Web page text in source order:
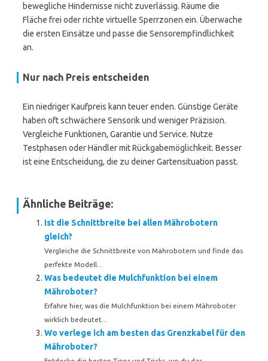
bewegliche Hindernisse nicht zuverlässig. Räume die
Fläche frei oder richte virtuelle Sperrzonen ein. Überwache
die ersten Einsätze und passe die Sensorempfindlichkeit
an.
Nur nach Preis entscheiden
Ein niedriger Kaufpreis kann teuer enden. Günstige Geräte
haben oft schwächere Sensorik und weniger Präzision.
Vergleiche Funktionen, Garantie und Service. Nutze
Testphasen oder Händler mit Rückgabemöglichkeit. Besser
ist eine Entscheidung, die zu deiner Gartensituation passt.
Ähnliche Beiträge:
Ist die Schnittbreite bei allen Mährobotern
gleich?
Vergleiche die Schnittbreite von Mährobotern und finde das
perfekte Modell...
Was bedeutet die Mulchfunktion bei einem
Mähroboter?
Erfahre hier, was die Mulchfunktion bei einem Mähroboter
wirklich bedeutet...
Wo verlege ich am besten das Grenzkabel für den
Mähroboter?